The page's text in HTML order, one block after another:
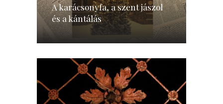
A karácsonyfa, a szent jászol
és a kántálás